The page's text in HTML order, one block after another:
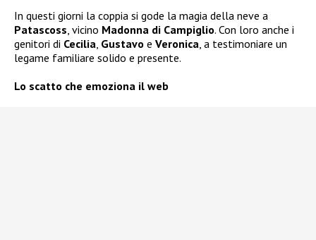
In questi giorni la coppia si gode la magia della neve a
Patascoss , vicino Madonna di Campiglio. Con loro anche i
genitori di Cecilia Gustavo e Veronica , a testimoniare un
legame familiare solido e presente.
Lo scatto che emoziona il web